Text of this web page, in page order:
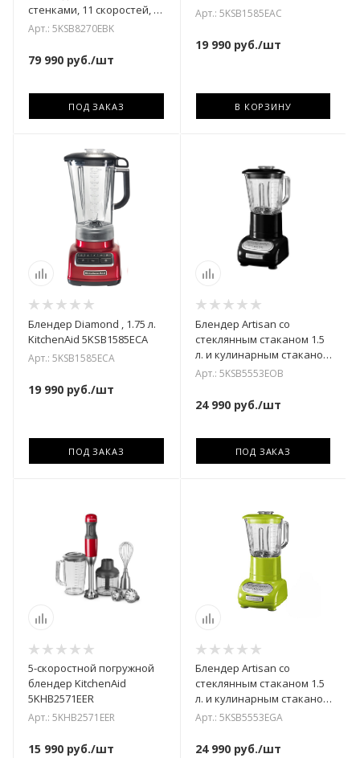
стенками, 11 скоростей, 3
авт. программы KitchenAid
Арт.: 5KSB8270EBK
79 990 руб./шт
ПОД ЗАКАЗ
Арт.: 5KSB1585EAC
19 990руб./шт
В КОРЗИНУ
Блендер Diamond , 1.75 л.
KitchenAid 5KSB1585ECA
Арт.: 5KSB1585ECA
19 990 руб./шт
ПОД ЗАКАЗ
Блендер Artisan со
стеклянным стаканом 1.5
л. и кулинарным стаканом
0.75 л. KitchenAid
Арт.: 5KSB5553EOB
24 990руб./шт
ПОД ЗАКАЗ
5-скоростной погружной
блендер KitchenAid
5KHB2571EER
Арт.: 5KHB2571EER
15 990 руб./шт
Блендер Artisan со
стеклянным стаканом 1.5
л. и кулинарным стаканом
0.75 л. KitchenAid
Арт.: 5KSB5553EGA
24 990руб./шт